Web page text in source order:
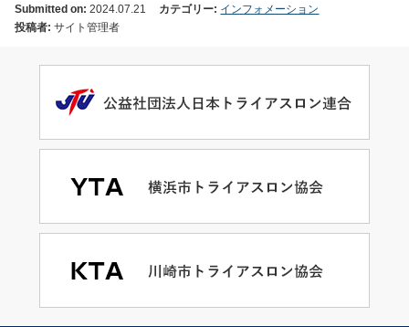
Submitted on: 2024.07.21 カテゴリー: インフォメーション
投稿者: サイト管理者